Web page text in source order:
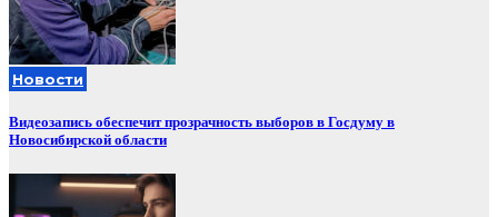
Новости
Видеозапись обеспечит прозрачность выборов в Госдуму в
Новосибирской области